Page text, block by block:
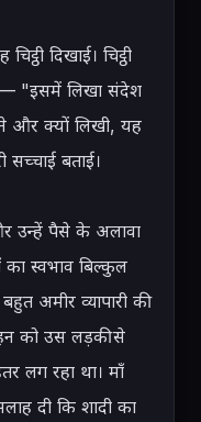
दिखाई। चिट्ठी
"इसमें लिखा संदेश
और क्यों लिखी, यह
सच्चाई बताई।
उन्हें पैसे के अलावा
स्वभाव बिल्कुल
अमीर व्यापारी की
को उस लड़की से
लग रहा था। माँ
दी कि शादी का